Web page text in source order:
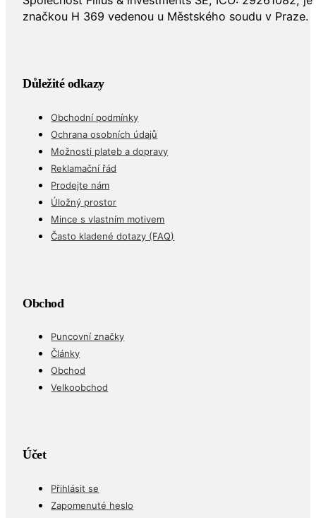
značkou H 369 vedenou u Městského soudu v Praze.
Důležité odkazy
Obchodní podmínky
Ochrana osobních údajů
Možnosti plateb a dopravy
Reklamační řád
Prodejte nám
Úložný prostor
Mince s vlastním motivem
Často kladené dotazy (FAQ)
Obchod
Puncovní značky
Články
Obchod
Velkoobchod
Účet
Přihlásit se
Zapomenuté heslo